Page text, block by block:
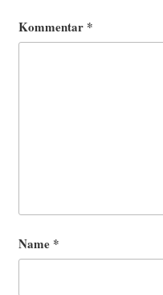
Kommentar *
Name *